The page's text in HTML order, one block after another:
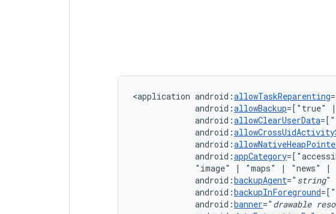
<application android:allowTaskReparenting
android:allowBackup=["true" |
android:allowClearUserData
android:
android:
android:appCategory
"image"
| "maps" | "news" |
android:backupAgent=" string
android:backupInForeground
android:banner=" drawable